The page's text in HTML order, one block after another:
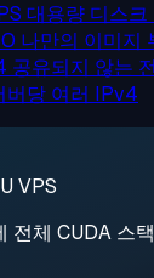
대용량 디스크
나만의 이미지
공유되지 않는
버당 여러 IPv4
VPS
체 CUDA 스